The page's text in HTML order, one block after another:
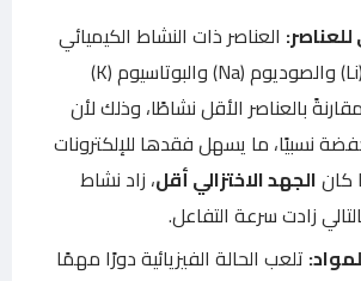
العناصر ذات النشاط الكيميائي
العالي مثل الليثيوم (Li) والصوديوم (Na) والبوتاسيوم (K)
بالعناصر الأقل نشاطًا، وذلك لأن
نسبيًا، ما يسهل فقدها للإلكترونات
كانالجهد الاختزالي أقل، زاد نشاط
زادت سرعة التفاعل.
تلعب الحالة الفيزيائية دورًا مهمًا